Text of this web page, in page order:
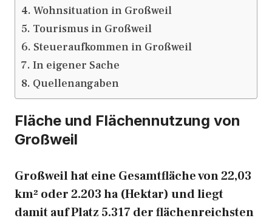
Wohnsituation in Großweil
Tourismus in Großweil
Steueraufkommen in Großweil
In eigener Sache
Quellenangaben
Fläche und Flächennutzung von
Großweil
Großweil hat eine Gesamtfläche von 22,03
km² oder 2.203 ha (Hektar) und liegt
damit auf Platz 5.317 der flächenreichsten